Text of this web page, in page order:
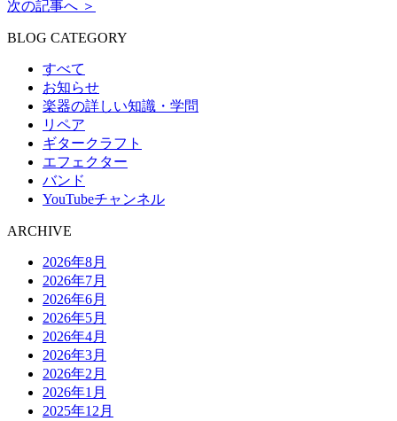
次の記事へ ＞
BLOG CATEGORY
すべて
お知らせ
楽器の詳しい知識・学問
リペア
ギタークラフト
エフェクター
バンド
YouTubeチャンネル
ARCHIVE
2026年8月
2026年7月
2026年6月
2026年5月
2026年4月
2026年3月
2026年2月
2026年1月
2025年12月